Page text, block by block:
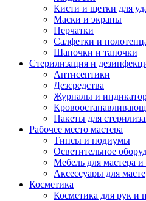
Кисти и щетки для
Маски и экраны
Перчатки
Салфетки и
Шапочки и тапочки
Стерилизация и
Антисептики
Дезсредства
Журналы и
Пакеты для
Рабочее место мастера
Типсы и подиумы
Осветительное
Мебель для мастера и
Аксессуары для
Косметика
Косметика для рук и